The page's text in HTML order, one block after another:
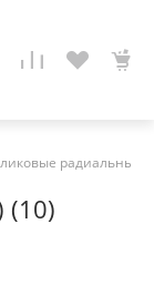
радиальные
(10)